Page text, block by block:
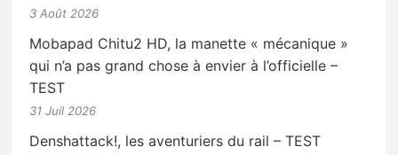
3 Août 2026
Mobapad Chitu2 HD, la manette « mécanique »
qui n’a pas grand chose à envier à l’officielle –
TEST
31 Juil 2026
Denshattack!, les aventuriers du rail – TEST